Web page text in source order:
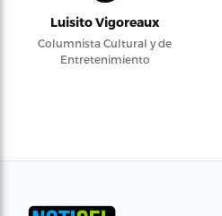
Luisito Vigoreaux
Columnista Cultural y de
Entretenimiento